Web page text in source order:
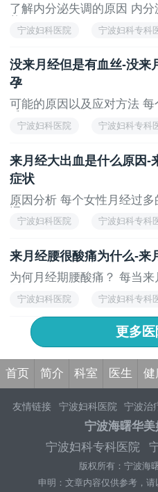
了解内分泌失调的原因 内
宁波妇科医院 宁波妇科专科
没来月经但是有血丝-没来
孕
可能的原因以及应对方法
宁波妇科医院 宁波妇科专科
来月经大出血是什么原因-
症状
原因分析 每个女性月经过
宁波妇科医院 宁波妇科专科
来月经腰很酸痛为什么-来
为何月经期腰酸痛？ 每当
宁波妇科医院 宁波妇科专科
更多
首页 简介 科室 医生 健
友情链接 宁波妇科医院 宁波治
宁波妇科医院 宁波妇
宁波妇科医院介绍 昆明
宁波海曙华
宁波妇科专科医院
版权所有：宁波海
申明：文章内容仅供参考，请